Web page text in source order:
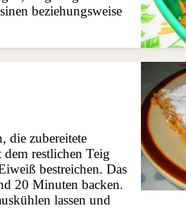
beziehungsweise
die zubereitete
restlichen Teig
bestreichen. Das
20 Minuten backen.
lassen und